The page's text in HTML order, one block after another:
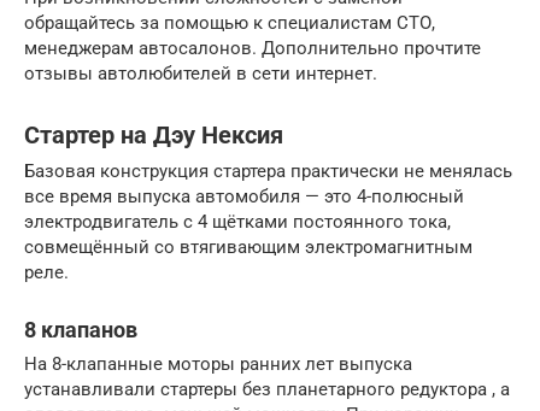
обращайтесь за помощью к специалистам СТО,
менеджерам автосалонов. Дополнительно прочтите
отзывы автолюбителей в сети интернет.
Стартер на Дэу Нексия
Базовая конструкция стартера практически не менялась
все время выпуска автомобиля — это 4-полюсный
электродвигатель с 4 щётками постоянного тока,
совмещённый со втягивающим электромагнитным
реле.
8 клапанов
На 8-клапанные моторы ранних лет выпуска
устанавливали стартеры без планетарного редуктора , а